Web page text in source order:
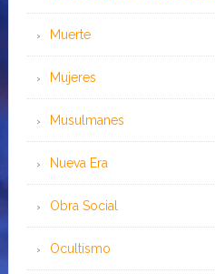
Muerte
Mujeres
Musulmanes
Nueva Era
Obra Social
Ocultismo